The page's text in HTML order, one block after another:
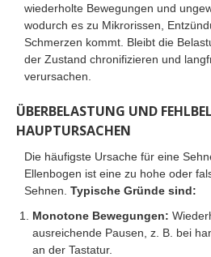
wiederholte Bewegungen und
wodurch es zu Mikrorissen,
Schmerzen kommt. Bleibt die
der Zustand chronifizieren und
verursachen.
ÜBERBELASTUNG UND
HAUPTURSACHEN
Die häufigste Ursache für eine
Ellenbogen ist eine zu hohe oder
Sehnen. Typische Gründe sind:
Monotone Bewegungen:
ausreichende Pausen, z. B. bei
an der Tastatur.